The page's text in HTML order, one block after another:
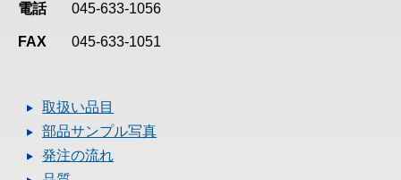
電話 045-633-1056
FAX 045-633-1051
取扱い品目
部品サンプル写真
発注の流れ